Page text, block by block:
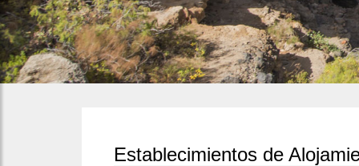
Establecimientos de